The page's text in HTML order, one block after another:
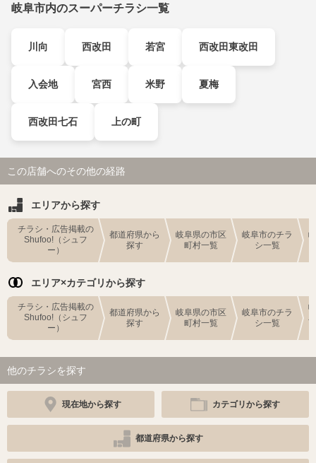
岐阜市内のスーパーチラシ一覧
川向 西改田 若宮 西改田東改田
入会地 宮西 米野 夏梅
西改田七石 上の町
この店舗へのその他の経路
エリアから探す
チラシ・広告掲載の
Shufoo!（シュフ
ー）
都道府県から
探す
岐阜県の市区
町村一覧
岐阜市のチラ
シ一覧
エリア×カテゴリから探す
チラシ・広告掲載の
Shufoo!（シュフ
ー）
都道府県から
探す
岐阜県の市区
町村一覧
岐阜市のチラ
シ一覧
他のチラシを探す
現在地から探す カテゴリから探す
都道府県から探す